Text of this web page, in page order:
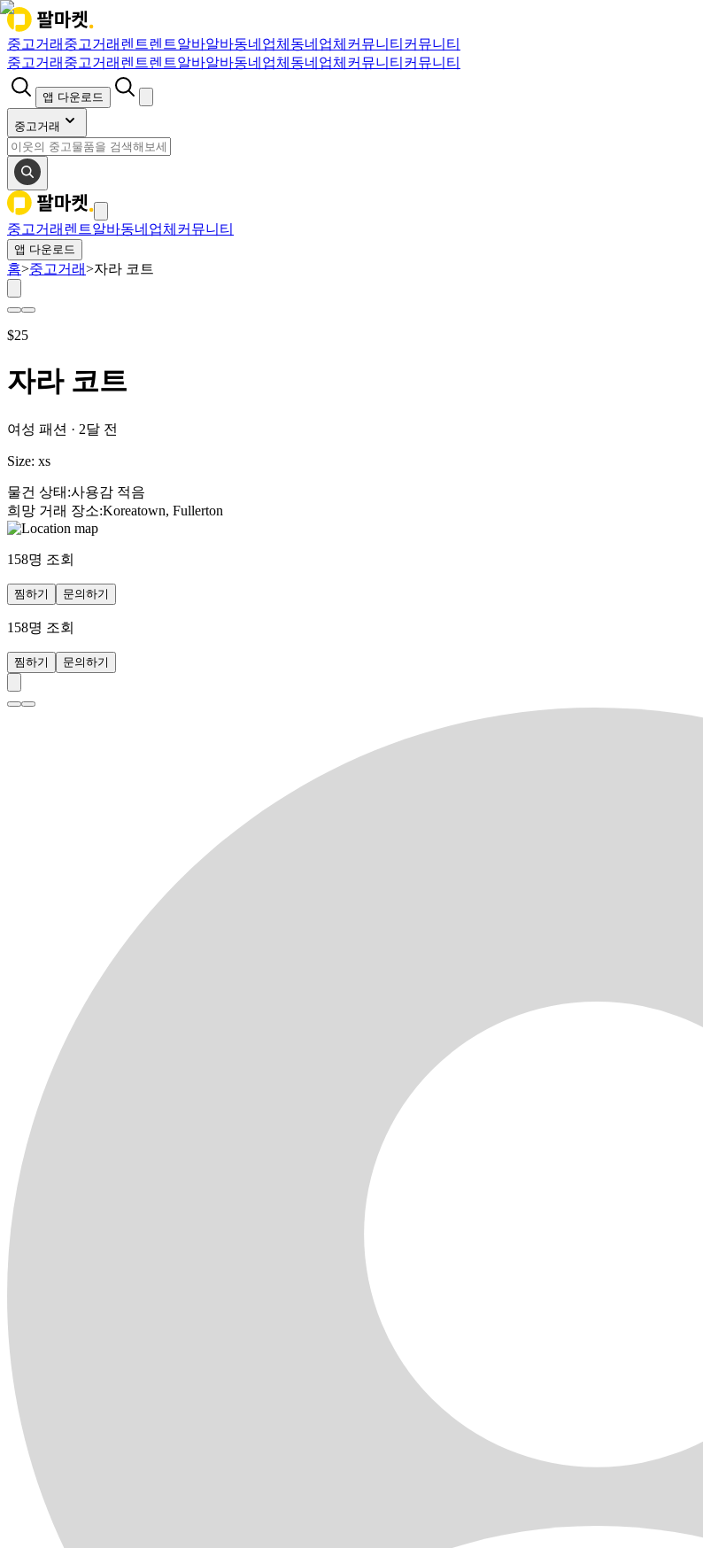
중고거래 중고거래 렌트렌트알바알바동네업체 동네업체 커뮤니티 커뮤니티
중고거래 중고거래 렌트렌트알바알바동네업체 동네업체 커뮤니티 커뮤니티
앱 다운로드
중고거래
중고거래 렌트알바동네업체 커뮤니티
앱 다운로드
홈>중고거래>자라 코트
$25
자라 코트
여성 패션 · 2달 전
Size: xs
물건 상태 :사용감 적음
희망 거래 장소:Koreatown, Fullerton
158명 조회
찜하기 문의하기
158명 조회
찜하기 문의하기